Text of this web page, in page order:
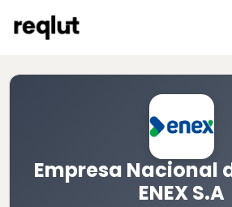
Empresa Nacional
ENEX S.A